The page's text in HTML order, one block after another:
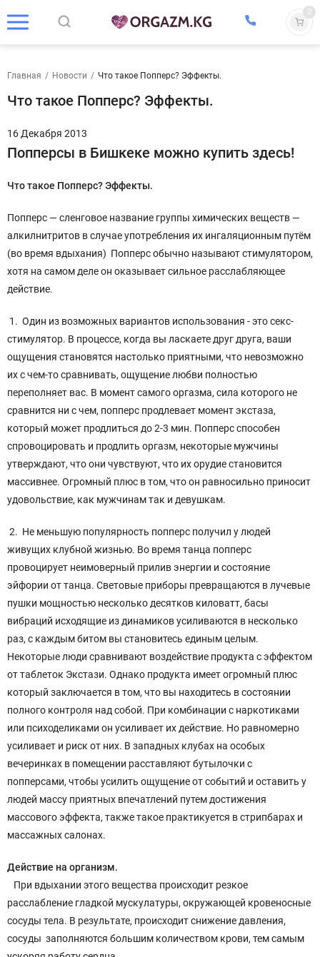
0
Главная / Новости / Что такое Попперс? Эффекты.
Что такое Попперс? Эффекты.
16 Декабря 2013
Попперсы в Бишкеке можно купить здесь!
Что такое Попперс? Эффекты.
Попперс — сленговое название группы химических веществ —
алкилнитритов в случае употребления их ингаляционным путём
(во время вдыхания) Попперс обычно называют стимулятором,
хотя на самом деле он оказывает сильное расслабляющее
действие.
1. Один из возможных вариантов использования - это секс-
стимулятор. В процессе, когда вы ласкаете друг друга, ваши
ощущения становятся настолько приятными, что невозможно
их с чем-то сравнивать, ощущение любви полностью
переполняет вас. В момент самого оргазма, сила которого не
сравнится ни с чем, попперс продлевает момент экстаза,
который может продлиться до 2-3 мин. Попперс способен
спровоцировать и продлить оргазм, некоторые мужчины
утверждают, что они чувствуют, что их орудие становится
массивнее. Огромный плюс в том, что он равносильно приносит
удовольствие, как мужчинам так и девушкам.
2. Не меньшую популярность попперс получил у людей
живущих клубной жизнью. Во время танца попперс
провоцирует неимоверный прилив энергии и состояние
эйфории от танца. Световые приборы превращаются в лучевые
пушки мощностью несколько десятков киловатт, басы
вибраций исходящие из динамиков усиливаются в несколько
раз, с каждым битом вы становитесь единым целым.
Некоторые люди сравнивают воздействие продукта с эффектом
от таблеток Экстази. Однако продукта имеет огромный плюс
который заключается в том, что вы находитесь в состоянии
полного контроля над собой. При комбинации с наркотиками
или психоделиками он усиливает их действие. Но равномерно
усиливает и риск от них. В западных клубах на особых
вечеринках в помещении расставляют бутылочки с
попперсами, чтобы усилить ощущение от событий и оставить у
людей массу приятных впечатлений путем достижения
массового эффекта, также такое практикуется в стрипбарах и
массажных салонах.
Действие на организм.
При вдыхании этого вещества происходит резкое
расслабление гладкой мускулатуры, окружающей кровеносные
сосуды тела. В результате, происходит снижение давления,
сосуды заполняются большим количеством крови, тем самым